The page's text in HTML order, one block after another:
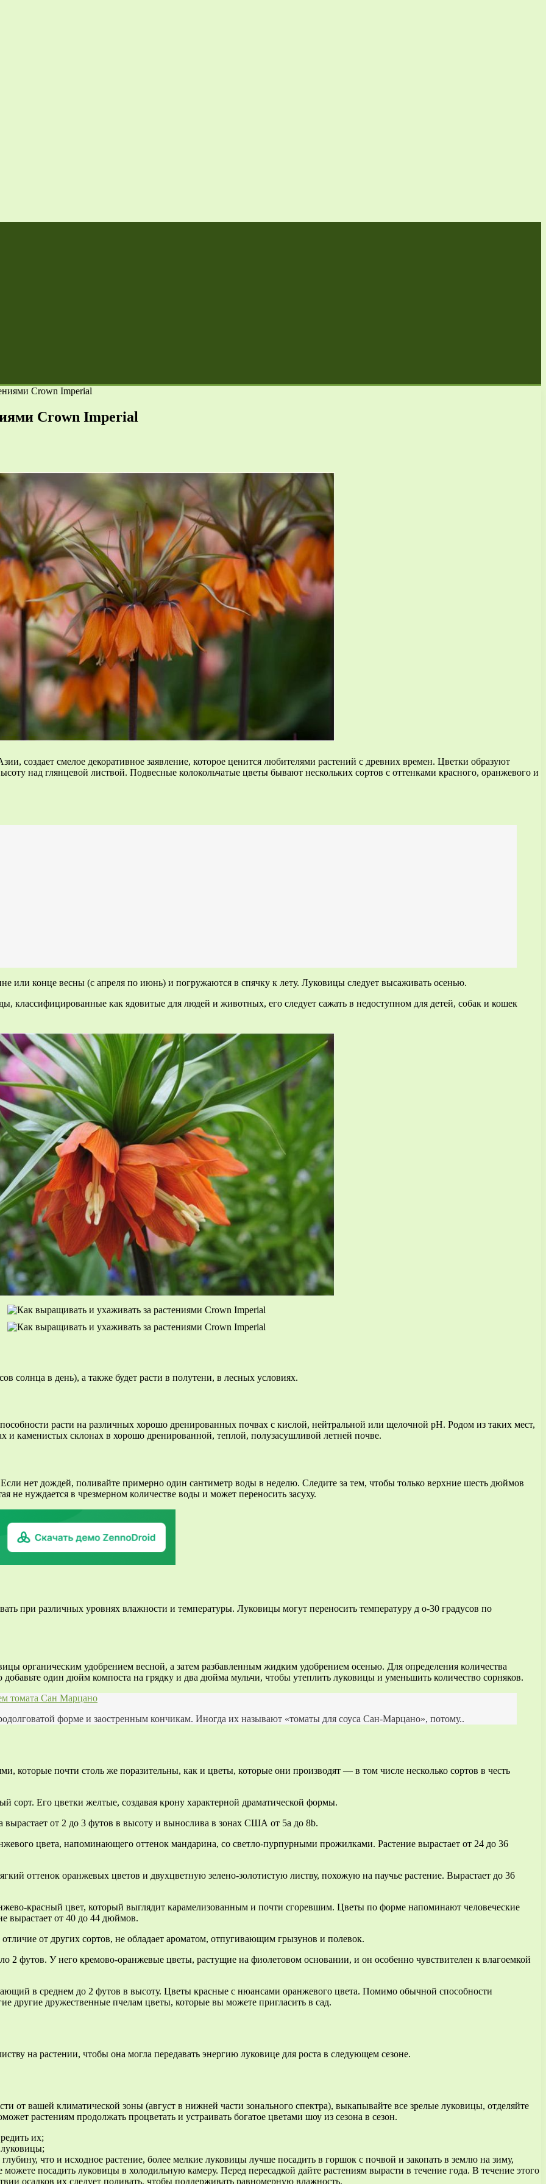
Crown Imperial
Crown Imperial
создает смелое декоративное заявление, которое ценится любителями растений с древних времен. Цветки образуют
над глянцевой листвой. Подвесные колокольчатые цветы бывают нескольких сортов с оттенками красного, оранжевого и
или конце весны (с апреля по июнь) и погружаются в спячку к лету. Луковицы следует высаживать осенью.
классифицированные как ядовитые для людей и животных, его следует сажать в недоступном для детей, собак и кошек
солнца в день), а также будет расти в полутени, в лесных условиях.
расти на различных хорошо дренированных почвах с кислой, нейтральной или щелочной pH. Родом из таких мест,
и каменистых склонах в хорошо дренированной, теплой, полузасушливой летней почве.
Если нет дождей, поливайте примерно один сантиметр воды в неделю. Следите за тем, чтобы только верхние шесть дюймов
нуждается в чрезмерном количестве воды и может переносить засуху.
при различных уровнях влажности и температуры. Луковицы могут переносить температуру д о-30 градусов по
органическим удобрением весной, а затем разбавленным жидким удобрением осенью. Для определения количества
один дюйм компоста на грядку и два дюйма мульчи, чтобы утеплить луковицы и уменьшить количество сорняков.
томата Сан Марцано
форме и заостренным кончикам. Иногда их называют «томаты для соуса Сан-Марцано», потому..
которые почти столь же поразительны, как и цветы, которые они производят — в том числе несколько сортов в честь
Его цветки желтые, создавая крону характерной драматической формы.
от 2 до 3 футов в высоту и вынослива в зонах США от 5a до 8b.
цвета, напоминающего оттенок мандарина, со светло-пурпурными прожилками. Растение вырастает от 24 до 36
оттенок оранжевых цветов и двухцветную зелено-золотистую листву, похожую на паучье растение. Вырастает до 36
красный цвет, который выглядит карамелизованным и почти сгоревшим. Цветы по форме напоминают человеческие
вырастает от 40 до 44 дюймов.
от других сортов, не обладает ароматом, отпугивающим грызунов и полевок.
2 футов. У него кремово-оранжевые цветы, растущие на фиолетовом основании, и он особенно чувствителен к влагоемкой
в среднем до 2 футов в высоту. Цветы красные с нюансами оранжевого цвета. Помимо обычной способности
другие дружественные пчелам цветы, которые вы можете пригласить в сад.
на растении, чтобы она могла передавать энергию луковице для роста в следующем сезоне.
от вашей климатической зоны (август в нижней части зонального спектра), выкапывайте все зрелые луковицы, отделяйте
растениям продолжать процветать и устраивать богатое цветами шоу из сезона в сезон.
их;
что и исходное растение, более мелкие луковицы лучше посадить в горшок с почвой и закопать в землю на зиму,
посадить луковицы в холодильную камеру. Перед пересадкой дайте растениям вырасти в течение года. В течение этого
осадков их следует поливать, чтобы поддерживать равномерную влажность.